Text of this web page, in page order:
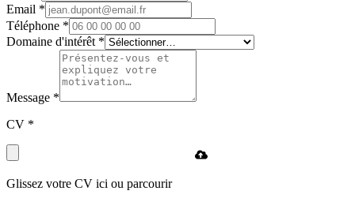
Email *
Téléphone *
Domaine d'intérêt *
Message *
CV *
Glissez votre CV ici ou parcourir